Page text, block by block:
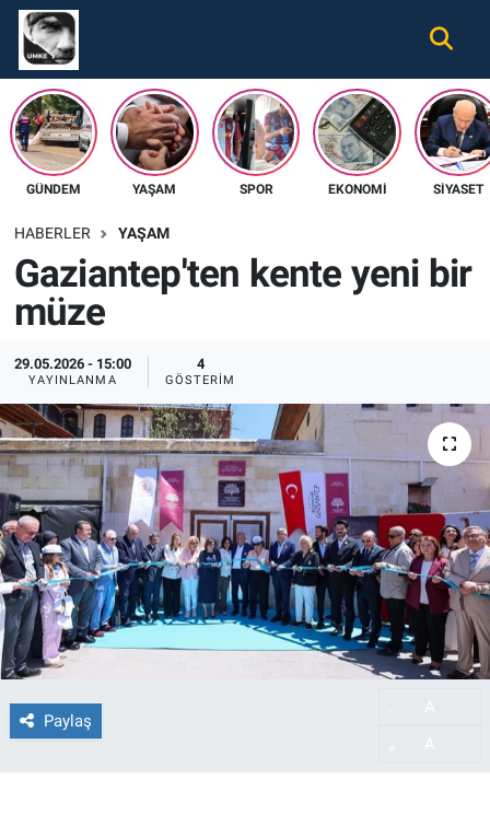
GÜNDEM YAŞAM SPOR EKONOMI SIYASET
HABERLER YAŞAM
Gaziantep'ten kente yeni bir
müze
29.05.2026 - 15:00
YAYINLANMA
4
GÖSTERIM
Paylaş
Gündem
Ekonomi
Spor
Tüm Haberler
İletişim
Künye
Nöbetçi Eczaneler
Hava Durumu
Namaz Vakitleri
Süper Lig Puan Durumu ve Fikstür
Tüm Manşetler
Son Dakika Haberleri
Haber Arşivi